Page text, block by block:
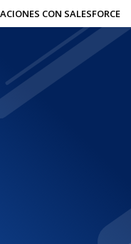
CON SALESFORCE